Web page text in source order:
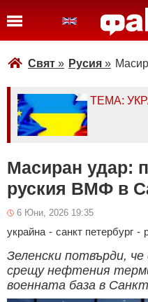
Свят » Русия »
ТЕМА:
Масиран удар:
руския ВМФ в
6 Юни, 2026 19:35
украйна - санкт петербург -
Зеленски потвърди, че
срещу нефтения
военната база в